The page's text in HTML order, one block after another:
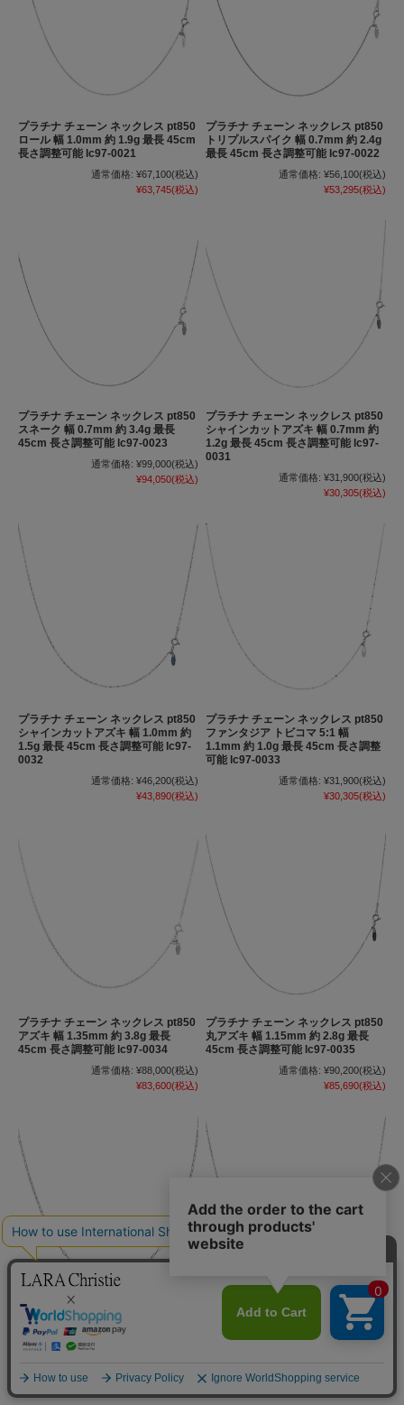
プラチナ チェーン ネックレス pt850
ロール 幅 1.0mm 約 1.9g 最長 45cm
長さ調整可能 lc97-0021
通常価格: ¥67,100(税込)
¥63,745(税込)
プラチナ チェーン ネックレス pt850
トリプルスパイク 幅 0.7mm 約 2.4g
最長 45cm 長さ調整可能 lc97-0022
通常価格: ¥56,100(税込)
¥53,295(税込)
プラチナ チェーン ネックレス pt850
スネーク 幅 0.7mm 約 3.4g 最長
45cm 長さ調整可能 lc97-0023
通常価格: ¥99,000(税込)
¥94,050(税込)
プラチナ チェーン ネックレス pt850
シャインカットアズキ 幅 0.7mm 約
1.2g 最長 45cm 長さ調整可能 lc97-
0031
通常価格: ¥31,900(税込)
¥30,305(税込)
プラチナ チェーン ネックレス pt850
シャインカットアズキ 幅 1.0mm 約
1.5g 最長 45cm 長さ調整可能 lc97-
0032
通常価格: ¥46,200(税込)
¥43,890(税込)
プラチナ チェーン ネックレス pt850
ファンタジア トビコマ 5:1 幅
1.1mm 約 1.0g 最長 45cm 長さ調整
可能 lc97-0033
通常価格: ¥31,900(税込)
¥30,305(税込)
プラチナ チェーン ネックレス pt850
アズキ 幅 1.35mm 約 3.8g 最長
45cm 長さ調整可能 lc97-0034
通常価格: ¥88,000(税込)
¥83,600(税込)
プラチナ チェーン ネックレス pt850
丸アズキ 幅 1.15mm 約 2.8g 最長
45cm 長さ調整可能 lc97-0035
通常価格: ¥90,200(税込)
¥85,690(税込)
プラチナ チェーン ネックレス pt850
荒角アズキ細 幅 1.5mm 約 3.7g 最長
45cm 長さ調整可能 lc97-0036
¥104,500(税込)
プラチナ チェーン ネックレス pt850
ファンタジアウェーブ 幅 1.1mm 約
1.7g 最長 45cm 長さ調整可能 lc97-
通常価格: ¥50,600